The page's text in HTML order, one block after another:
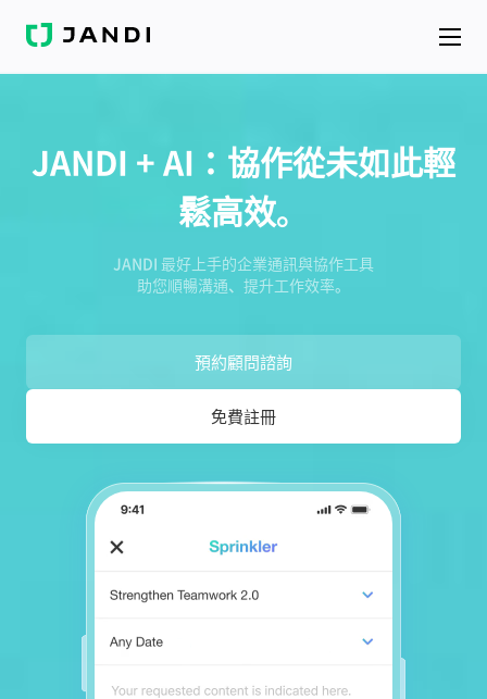
J
N
JANDI + AI：協作從未如此輕
鬆高效。
JANDI 最好上手的企業通訊與協作工具
助您順暢溝通、提升工作效率。
預約顧問諮詢
免費註冊